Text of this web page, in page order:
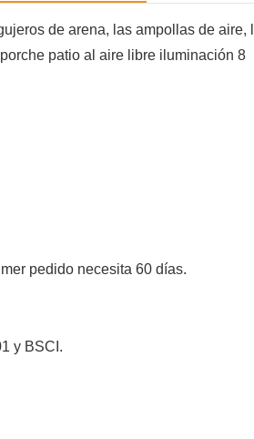
de arena, las ampollas de
pedido necesita 60 días.
y BSCI.